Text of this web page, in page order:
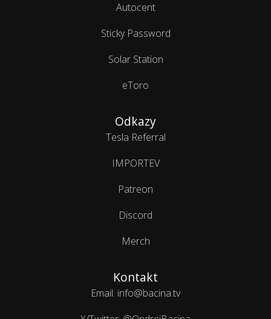
Autocent
Sticky Password
Solar Station
eToro
Odkazy
Tesla Referral
IMPORTEV
Patreon
Discord
Merch
Kontakt
Email: info@bacina.tv